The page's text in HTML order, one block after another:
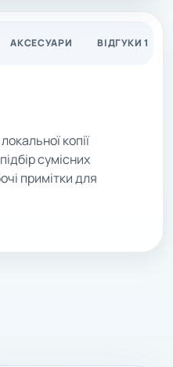
АКСЕСУАРИ ВІДГУКИ 1
копії
сумісних
примітки для